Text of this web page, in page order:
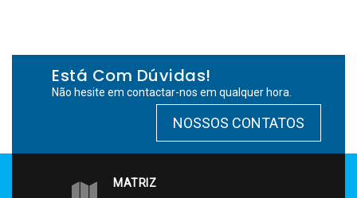
Está Com Dúvidas!
Não hesite em contactar-nos em qualquer hora.
NOSSOS CONTATOS
MATRIZ